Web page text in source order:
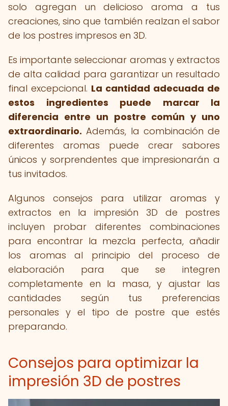
solo agregan un delicioso aroma a tus
creaciones, sino que también realzan el sabor
de los postres impresos en 3D.
Es importante seleccionar aromas y extractos
de alta calidad para garantizar un resultado
final excepcional. La cantidad adecuada de
estos ingredientes puede marcar la
diferencia entre un postre común y uno
extraordinario. Además, la combinación de
diferentes aromas puede crear sabores
únicos y sorprendentes que impresionarán a
tus invitados.
Algunos consejos para utilizar aromas y
extractos en la impresión 3D de postres
incluyen probar diferentes combinaciones
para encontrar la mezcla perfecta, añadir
los aromas al principio del proceso de
elaboración para que se integren
completamente en la masa, y ajustar las
cantidades según tus preferencias
personales y el tipo de postre que estés
preparando.
Consejos para optimizar la
impresión 3D de postres